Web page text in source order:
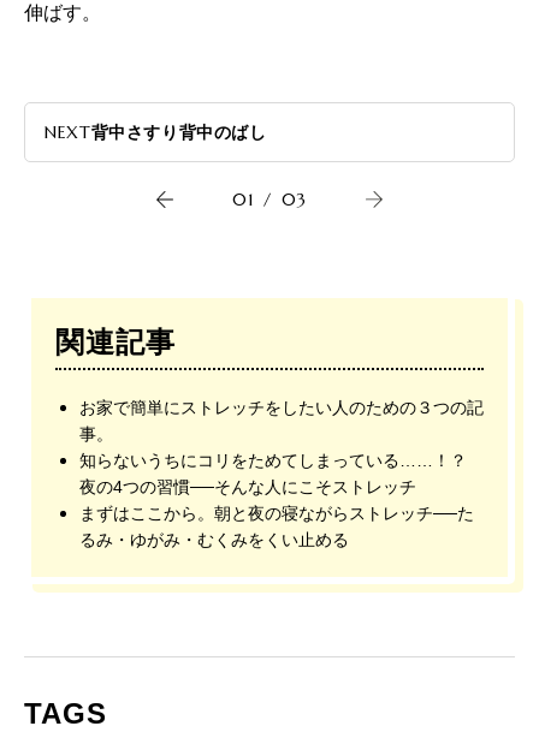
伸ばす。
NEXT背中さすり背中のばし
01 / 03
関連記事
お家で簡単にストレッチをしたい人のための３つの記
事。
知らないうちにコリをためてしまっている……！？
夜の4つの習慣──そんな人にこそストレッチ
まずはここから。朝と夜の寝ながらストレッチ──た
るみ・ゆがみ・むくみをくい止める
TAGS